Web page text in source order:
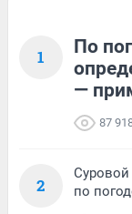
1
По
—
87
2
Суровой
по